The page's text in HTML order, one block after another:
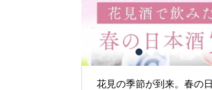
古城の街「犬山」の日本酒
1 3